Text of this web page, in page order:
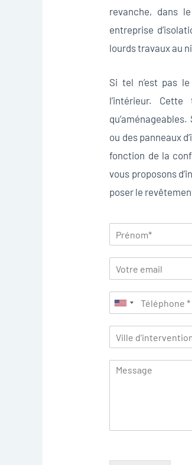
revanche, dans
entreprise
lourds travaux au
Si tel n’est pas
l’intérieur.
ou des panneaux
fonction de la
vous proposons
poser le